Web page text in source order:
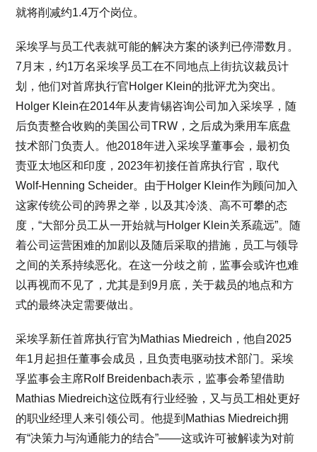
就将削减约1.4万个岗位。
采埃孚与员工代表就可能的解决方案的谈判已停滞数月。
7月末，约1万名采埃孚员工在不同地点上街抗议裁员计
划，他们对首席执行官Holger Klein的批评尤为突出。
Holger Klein在2014年从麦肯锡咨询公司加入采埃孚，随
后负责整合收购的美国公司TRW，之后成为乘用车底盘
技术部门负责人。他2018年进入采埃孚董事会，最初负
责亚太地区和印度，2023年初接任首席执行官，取代
Wolf-Henning Scheider。由于Holger Klein作为顾问加入
这家传统公司的跨界之举，以及其冷淡、高不可攀的态
度，“大部分员工从一开始就与Holger Klein关系疏远”。随
着公司运营困难的加剧以及随后采取的措施，员工与领导
之间的关系持续恶化。在这一分歧之前，监事会或许也难
以再视而不见了，尤其是到9月底，关于裁员的地点和方
式的最终决定需要做出。
采埃孚新任首席执行官为Mathias Miedreich，他自2025
年1月起担任董事会成员，且负责电驱动技术部门。采埃
孚监事会主席Rolf Breidenbach表示，监事会希望借助
Mathias Miedreich这位既有行业经验，又与员工相处更好
的职业经理人来引领公司。他提到Mathias Miedreich拥
有“决策力与沟通能力的结合”——这或许可被解读为对前